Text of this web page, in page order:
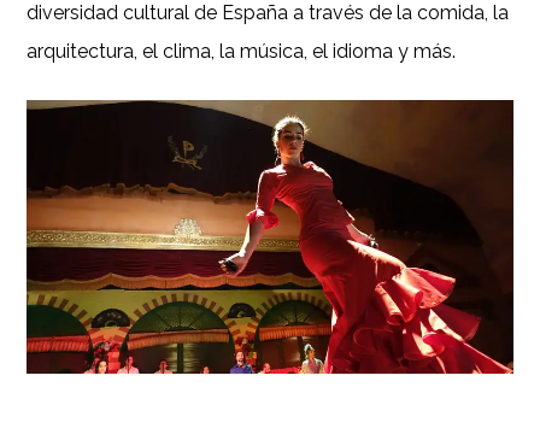
diversidad cultural de España a través de la comida, la
arquitectura, el clima, la música, el idioma y más.